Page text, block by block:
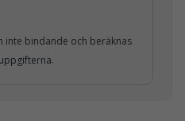
inte bindande och beräknas